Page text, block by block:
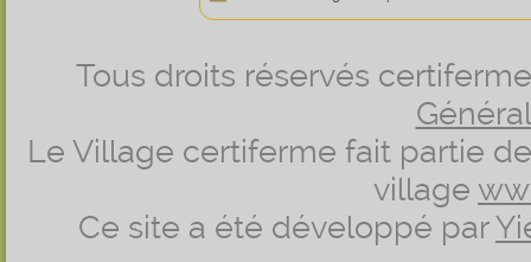
Tous droits réservés
Le Village certiferme fait partie
village
Ce site a été développé par